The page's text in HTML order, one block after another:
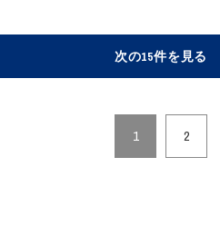
次の15件を見る
1 2